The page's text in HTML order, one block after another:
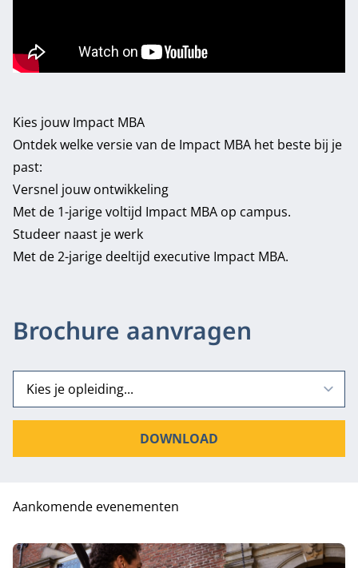
Kies jouw Impact MBA
Ontdek welke versie van de Impact MBA het beste bij je
past:
Versnel jouw ontwikkeling
Met de 1-jarige voltijd Impact MBA op campus.
Studeer naast je werk
Met de 2-jarige deeltijd executive Impact MBA.
Brochure aanvragen
DOWNLOAD
Aankomende evenementen